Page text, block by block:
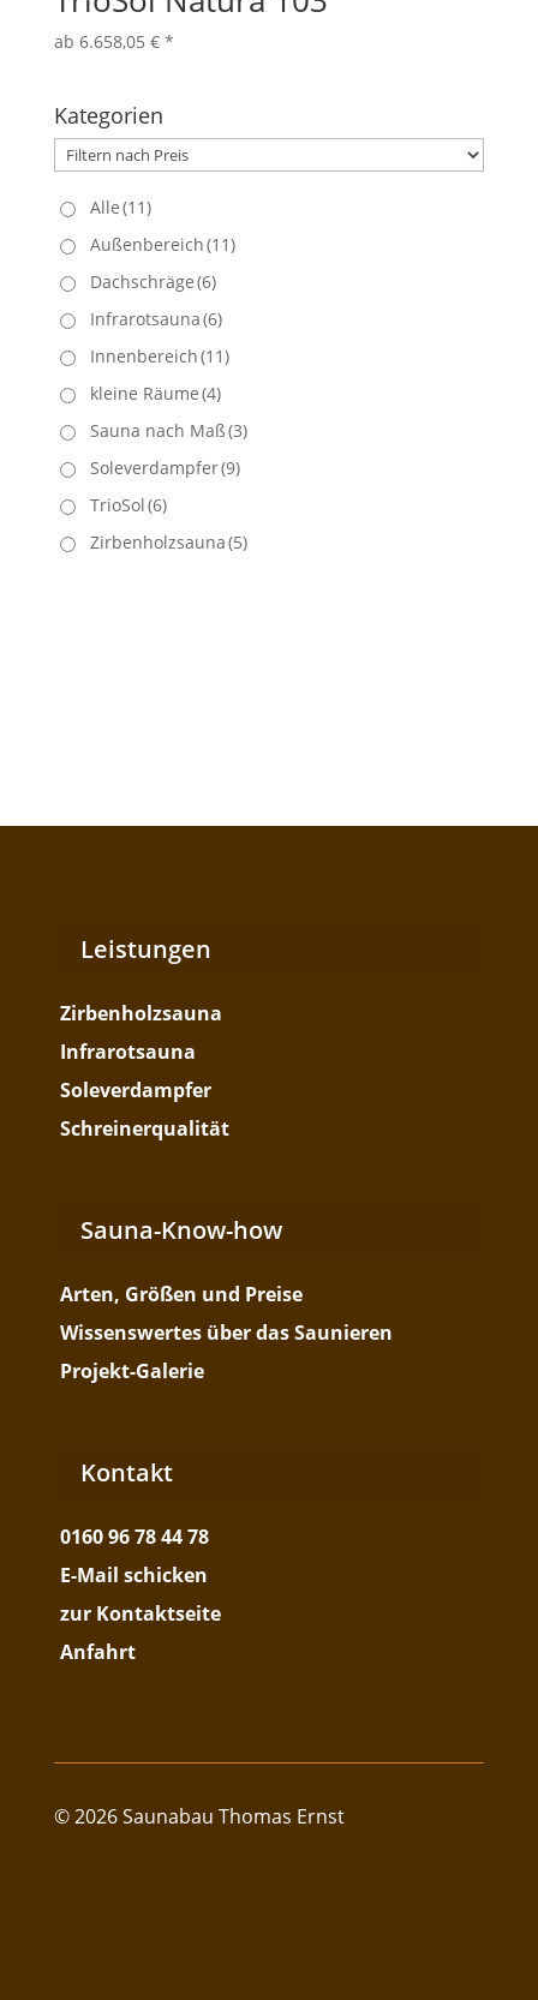
ab 6.658,05 €*
Kategorien
Alle(11)
Außenbereich(11)
Dachschräge(6)
Infrarotsauna(6)
Innenbereich(11)
kleine Räume(4)
Sauna nach Maß(3)
Soleverdampfer(9)
TrioSol(6)
Zirbenholzsauna(5)
Leistungen
Zirbenholzsauna
Infrarotsauna
Soleverdampfer
Schreinerqualität
Sauna-Know-how
Arten, Größen und Preise
Wissenswertes über das Saunieren
Projekt-Galerie
Kontakt
0160 96 78 44 78
E-Mail schicken
zur Kontaktseite
Anfahrt
© 2026 Saunabau Thomas Ernst